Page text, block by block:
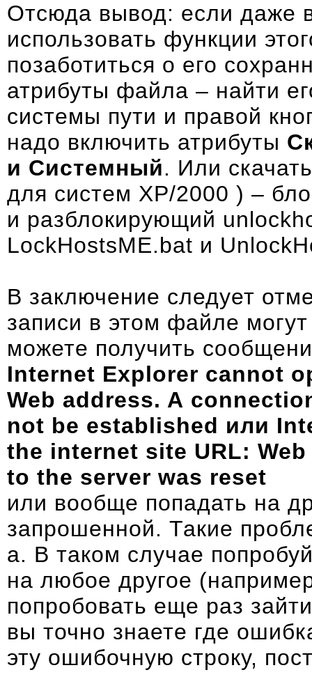
Отсюда вывод: если даже
использовать функции
позаботиться о его
атрибуты файла – найти
системы пути и правой
надо включить атрибуты
и Системный. Или
для систем XP/2000 ) –
и разблокирующий
LockHostsME.bat и
В заключение следует
записи в этом файле
можете получить
Internet Explorer cannot
Web address. A
not be established или
the internet site URL:
to the server was reset
или вообще попадать на
запрошенной. Такие
a. В таком случае
на любое другое
попробовать еще раз
вы точно знаете где
эту ошибочную строку,